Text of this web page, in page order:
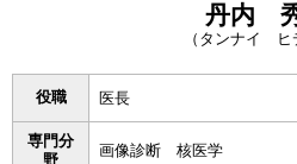
丹内
（タンナイ ヒ
役職 医長
専門分
野
画像診断 核医学